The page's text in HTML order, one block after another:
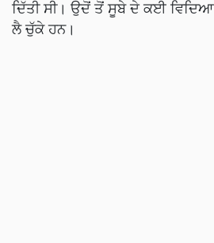
ਦਿੱਤੀ ਸੀ। ਉਦੋਂ ਤੋਂ ਸੂਬੇ ਦੇ ਕਈ
ਲੈ ਚੁੱਕੇ ਹਨ।